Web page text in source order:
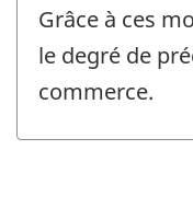
Grâce à ces
le degré de
commerce.